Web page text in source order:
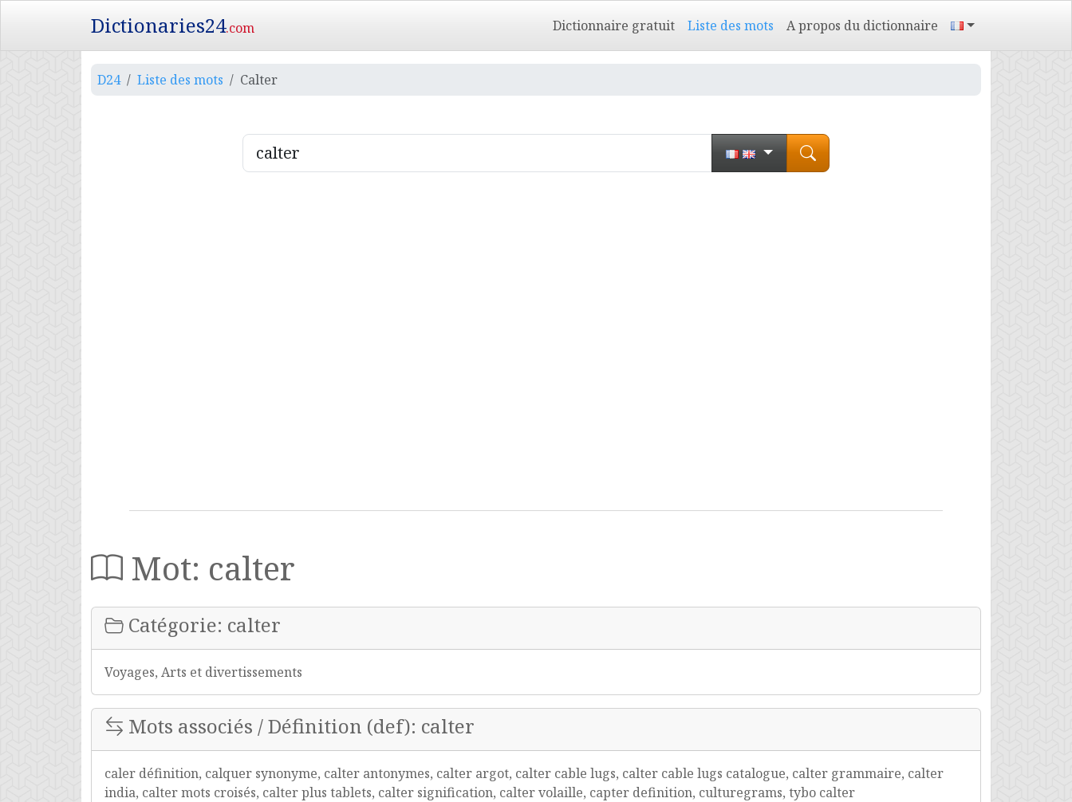
Dictionaries24.com Dictionnaire gratuit Liste des mots A propos du dictionnaire
D24 Liste des mots Calter
Mot: calter
Catégorie: calter
Voyages, Arts et divertissements
Mots associés / Définition (def): calter
caler définition, calquer synonyme, calter antonymes, calter argot, calter cable lugs, calter cable lugs catalogue, calter grammaire, calter
india, calter mots croisés, calter plus tablets, calter signification, calter volaille, capter definition, culturegrams, tybo calter